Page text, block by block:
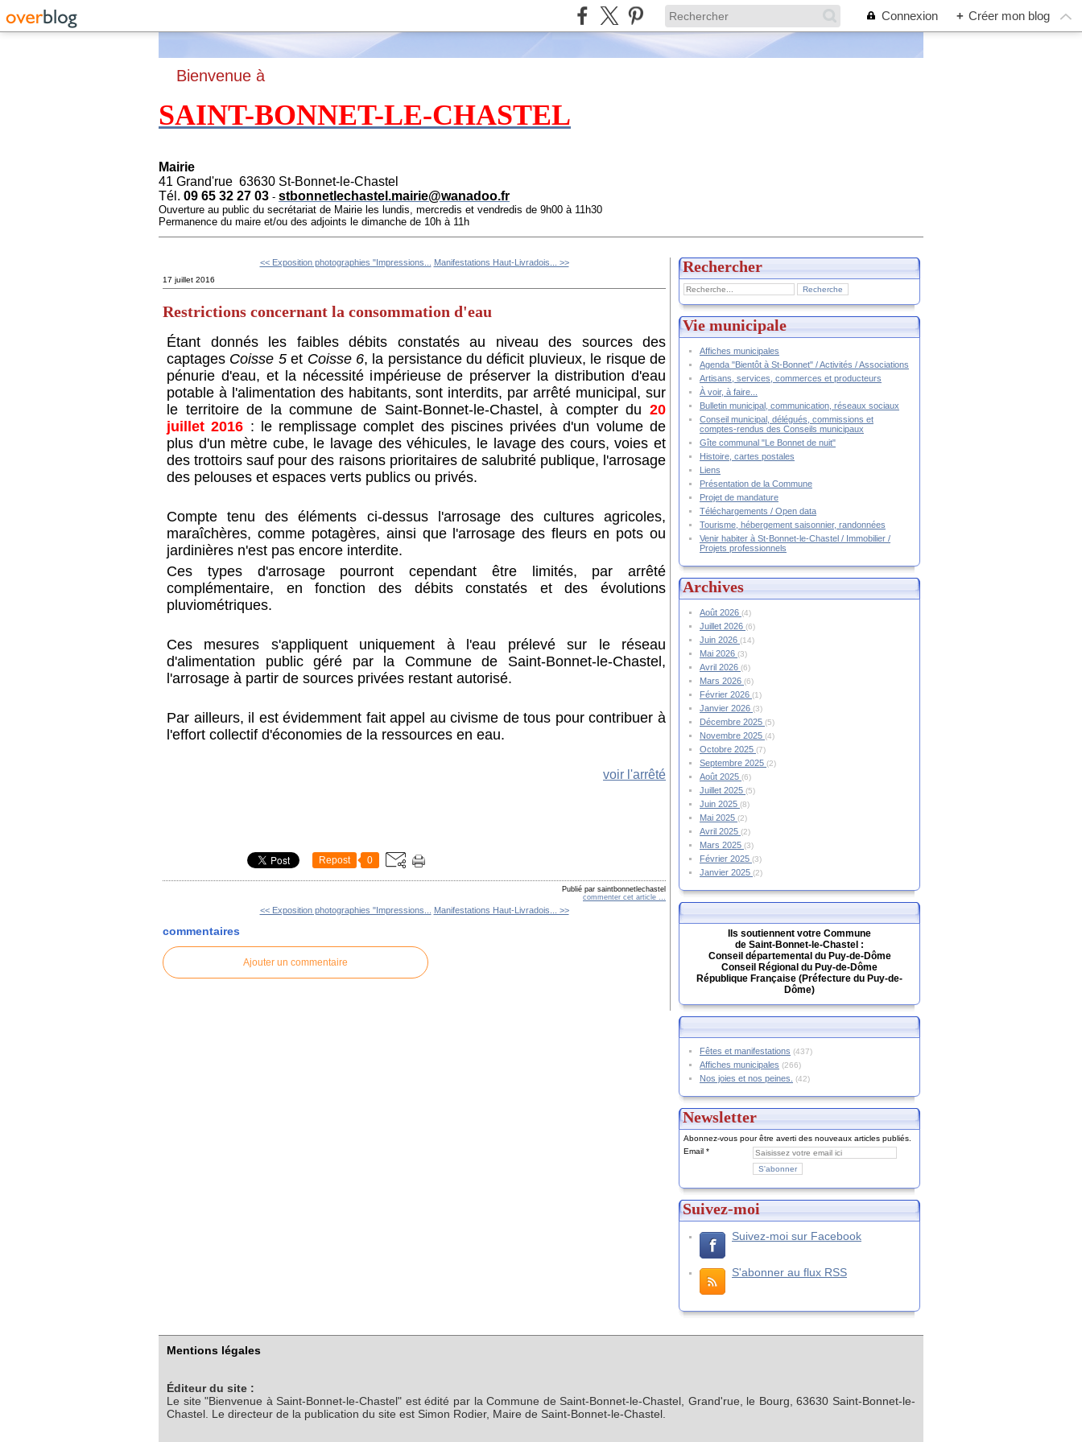
Connexion + Créer mon blog
Bienvenue à
SAINT-BONNET-LE-CHASTEL
Mairie
41 Grand'rue 63630 St-Bonnet-le-Chastel
Tél. 09 65 32 27 03 - stbonnetlechastel.mairie@wanadoo.fr
Ouverture au public du secrétariat de Mairie les lundis, mercredis et vendredis de 9h00 à 11h30
Permanence du maire et/ou des adjoints le dimanche de 10h à 11h
<< Exposition photographies "Impressions... Manifestations Haut-Livradois... >>
17 juillet 2016
Restrictions concernant la consommation d'eau
Étant donnés les faibles débits constatés au niveau des sources des
captages Coisse 5et Coisse 6, la persistance du déficit pluvieux, le risque de
pénurie d'eau, et la nécessité impérieuse de préserver la distribution d'eau
potable à l'alimentation des habitants, sont interdits, par arrêté municipal, sur
le territoire de la commune de Saint-Bonnet-le-Chastel, à compter du 20
juillet 2016 :
le remplissage complet des piscines privées d'un volume de
plus d'un mètre cube, le lavage des véhicules, le lavage des cours, voies et
des trottoirs sauf pour des raisons prioritaires de salubrité publique, l'arrosage
des pelouses et espaces verts publics ou privés.
Compte tenu des éléments ci-dessus l'arrosage des cultures agricoles,
maraîchères, comme potagères, ainsi que l'arrosage des fleurs en pots ou
jardinières n'est pas encore interdite.
Ces types d'arrosage pourront cependant être limités, par arrêté
complémentaire, en fonction des débits constatés et des évolutions
pluviométriques.
Ces mesures s'appliquent uniquement à l'eau prélevé sur le réseau
d'alimentation public géré par la Commune de Saint-Bonnet-le-Chastel,
l'arrosage à partir de sources privées restant autorisé.
Par ailleurs, il est évidemment fait appel au civisme de tous pour contribuer à
l'effort collectif d'économies de la ressources en eau.
voir l'arrêté
Repost 0
Publié par saintbonnetlechastel
commenter cet article …
<< Exposition photographies "Impressions... Manifestations Haut-Livradois... >>
commentaires
Ajouter un commentaire
Rechercher
Vie municipale
Affiches municipales
Agenda "Bientôt à St-Bonnet" / Activités / Associations
Artisans, services, commerces et producteurs
À voir, à faire...
Bulletin municipal, communication, réseaux sociaux
Conseil municipal, délégués, commissions et
comptes-rendus des Conseils municipaux
Gîte communal "Le Bonnet de nuit"
Histoire, cartes postales
Liens
Présentation de la Commune
Projet de mandature
Téléchargements / Open data
Tourisme, hébergement saisonnier, randonnées
Venir habiter à St-Bonnet-le-Chastel / Immobilier /
Projets professionnels
Archives
Août 2026 (4)
Juillet 2026 (6)
Juin 2026 (14)
Mai 2026 (3)
Avril 2026 (6)
Mars 2026 (6)
Février 2026 (1)
Janvier 2026 (3)
Décembre 2025 (5)
Novembre 2025 (4)
Octobre 2025 (7)
Septembre 2025 (2)
Août 2025 (6)
Juillet 2025 (5)
Juin 2025 (8)
Mai 2025 (2)
Avril 2025 (2)
Mars 2025 (3)
Février 2025 (3)
Janvier 2025 (2)
Ils soutiennent votre Commune
de Saint-Bonnet-le-Chastel :
Conseil départemental du Puy-de-Dôme
Conseil Régional du Puy-de-Dôme
République Française (Préfecture du Puy-de-
Dôme)
Fêtes et manifestations (437)
Affiches municipales (266)
Nos joies et nos peines. (42)
Newsletter
Abonnez-vous pour être averti des nouveaux articles publiés.
Email
Suivez-moi
Suivez-moi sur Facebook
S'abonner au flux RSS
Mentions légales
Éditeur du site :
Le site "Bienvenue à Saint-Bonnet-le-Chastel" est édité par la Commune de Saint-Bonnet-le-Chastel, Grand'rue, le Bourg, 63630 Saint-Bonnet-le-
Chastel. Le directeur de la publication du site est Simon Rodier, Maire de Saint-Bonnet-le-Chastel.